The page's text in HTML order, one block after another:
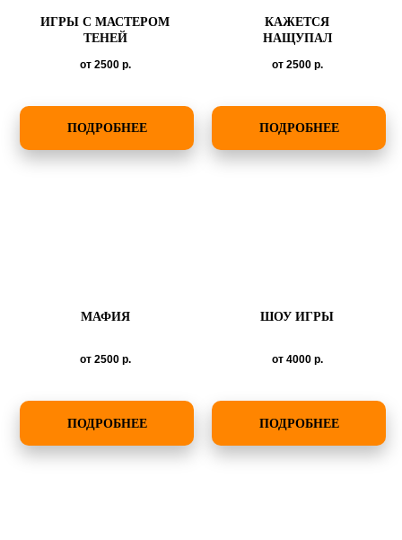
ИГРЫ С МАСТЕРОМ
ТЕНЕЙ
от 2500 р.
ПОДРОБНЕЕ
КАЖЕТСЯ
НАЩУПАЛ
от 2500 р.
ПОДРОБНЕЕ
МАФИЯ
от 2500 р.
ПОДРОБНЕЕ
ШОУ ИГРЫ
от 4000 р.
ПОДРОБНЕЕ